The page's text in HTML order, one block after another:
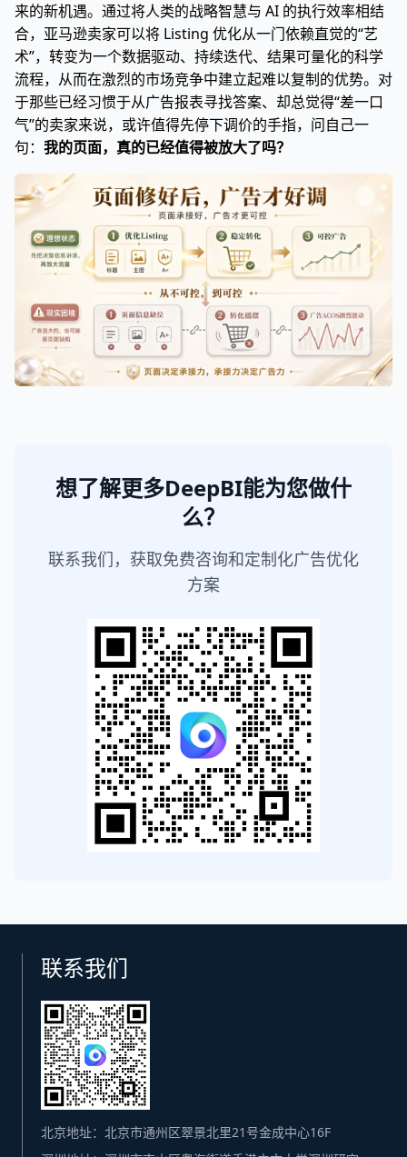
来的新机遇。通过将人类的战略智慧与 AI 的执行效率相结
合，亚马逊卖家可以将 Listing 优化从一门依赖直觉的“艺
术”，转变为一个数据驱动、持续迭代、结果可量化的科学
流程，从而在激烈的市场竞争中建立起难以复制的优势。对
于那些已经习惯于从广告报表寻找答案、却总觉得“差一口
气”的卖家来说，或许值得先停下调价的手指，问自己一
句： 我的页面，真的已经值得被放大了吗？
想了解更多DeepBI能为您做什
么？
联系我们，获取免费咨询和定制化广告优化
方案
联系我们
北京地址：北京市通州区翠景北里21号金成中心16F